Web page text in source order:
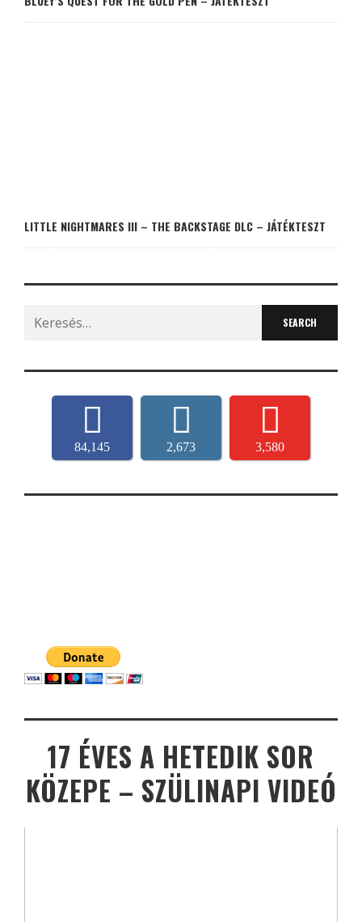
LITTLE NIGHTMARES III – THE BACKSTAGE DLC – JÁTÉKTESZT
Search
for:
84,145 2,673 3,580
17 ÉVES A HETEDIK SOR
KÖZEPE – SZÜLINAPI VIDEÓ